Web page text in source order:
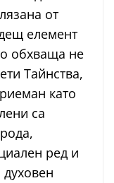
от
елемент
обхваща не
Тайнства,
като
са
ред и